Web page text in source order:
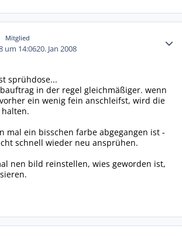
Mitglied
um 14:0620. Jan 2008
sprühdose...
in der regel gleichmäßiger. wenn
ein wenig fein anschleifst, wird die
mal ein bisschen farbe abgegangen ist -
schnell wieder neu ansprühen.
nen bild reinstellen, wies geworden ist,